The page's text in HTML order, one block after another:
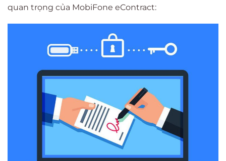
quan trọng của MobiFone eContract: